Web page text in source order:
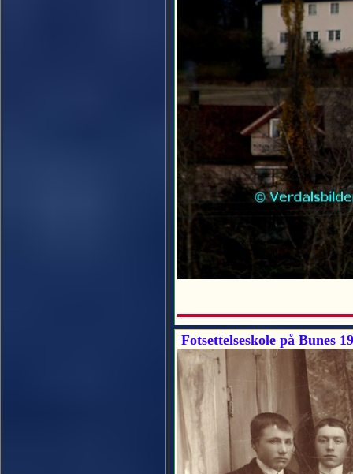
Fotsettelseskole på Bunes